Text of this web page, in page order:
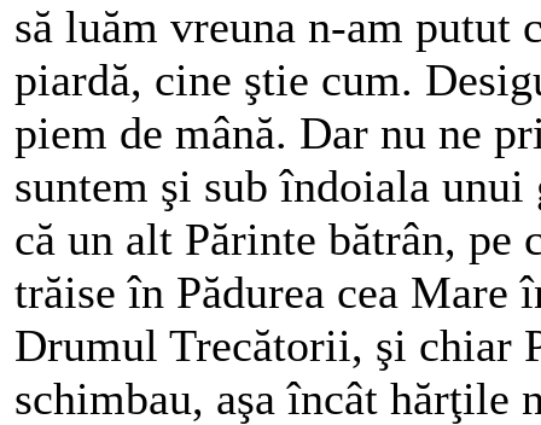
să luăm vreuna n‑am putut
piar­dă, cine ştie cum.
piem de mână. Dar nu ne
sun­­­tem şi sub îndoiala unui
că un alt Părinte bătrân, pe
trăise în Pă­durea cea Mare
Dru­mul Tre­cătorii, şi chiar
schimbau, aşa încât hăr­ţi­le